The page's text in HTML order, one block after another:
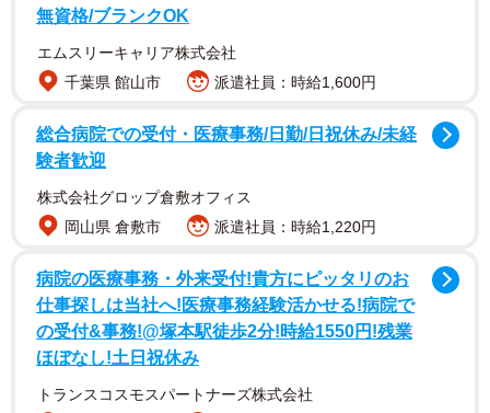
都合のいい女性がいたことはありますか？（提供画像）
無資格/ブランクOK
エムスリーキャリア株式会社
千葉県 館山市
派遣社員：時給1,600円
総合病院での受付・医療事務/日勤/日祝休み/未経
験者歓迎
株式会社グロップ倉敷オフィス
岡山県 倉敷市
派遣社員：時給1,220円
病院の医療事務・外来受付!貴方にピッタリのお
仕事探しは当社へ!医療事務経験活かせる!病院で
の受付&事務!@塚本駅徒歩2分!時給1550円!残業
ほぼなし!土日祝休み
トランスコスモスパートナーズ株式会社